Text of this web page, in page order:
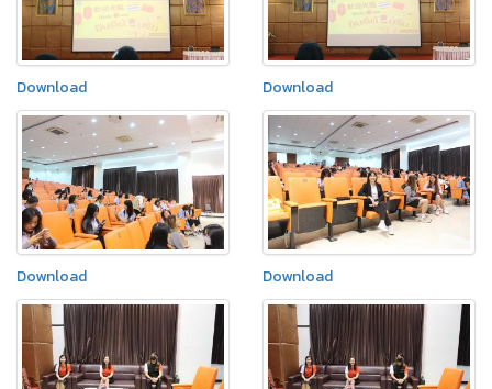
Download Download
Download Download